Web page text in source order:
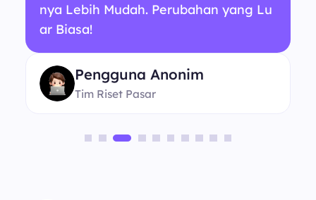
nya Lebih Mudah. Perubahan yang Lu
ar Biasa!
Pengguna Anonim
Tim Riset Pasar